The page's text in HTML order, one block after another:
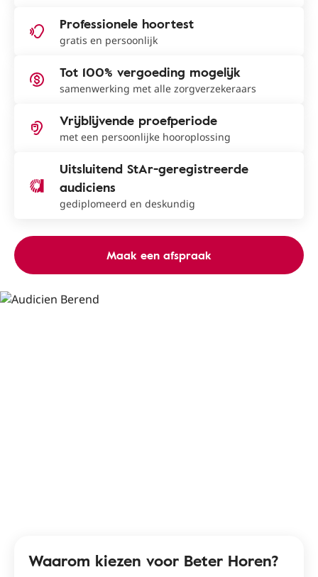
Professionele hoortest
gratis en persoonlijk
Tot 100% vergoeding mogelijk
samenwerking met alle zorgverzekeraars
Vrijblijvende proefperiode
met een persoonlijke hooroplossing
Uitsluitend StAr-geregistreerde
audiciens
gediplomeerd en deskundig
Maak een afspraak
Waarom kiezen voor Beter Horen?